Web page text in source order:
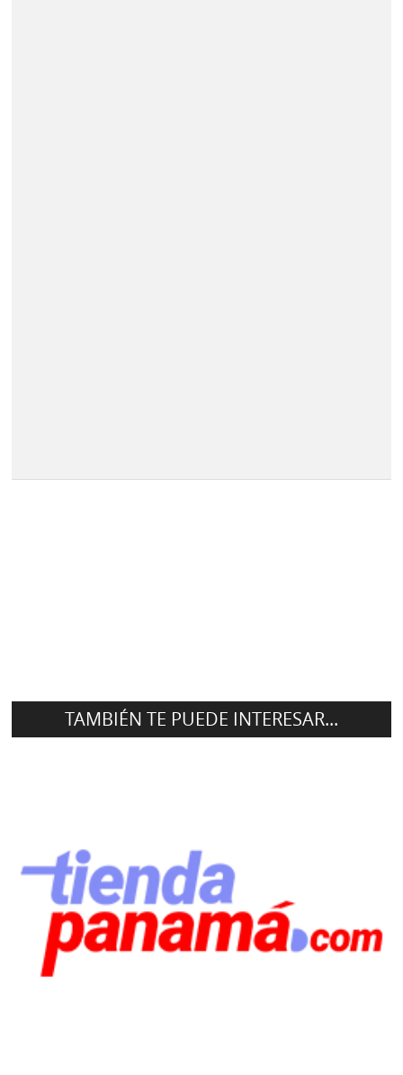
TAMBIÉN TE PUEDE INTERESAR...